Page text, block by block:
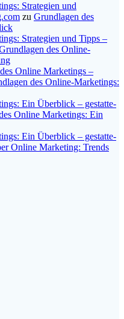
Strategien und
zu Grundlagen des
Strategien und Tipps –
des Online-
Online Marketings –
des Online-Marketings:
Ein Überblick – gestatte-
Online Marketings: Ein
Ein Überblick – gestatte-
Online Marketing: Trends